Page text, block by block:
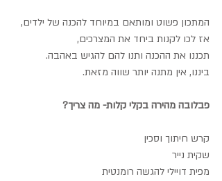
המתכון פשוט ומותאם במיוחד להכנה של ילדים,
אז לכו לקנות ביחד את המצרכים,
תכננו את ההכנה ותנו להם להגיש באהבה.
ביננו, אין מתנה יותר שווה מזאת.
פבלובה מהירה בקלי קלות- מה צריך?
קרש חיתוך וסכין
שקית נייר
מפית דויילי להגשה רומנטית